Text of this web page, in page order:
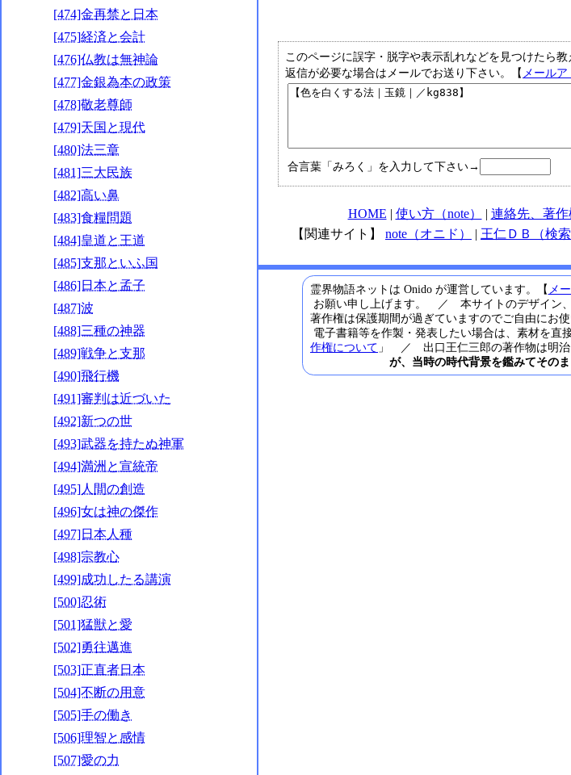
[474]金再禁と日本
[475]経済と会計
[476]仏教は無神論
[477]金銀為本の政策
[478]敬老尊師
[479]天国と現代
[480]法三章
[481]三大民族
[482]高い鼻
[483]食糧問題
[484]皇道と王道
[485]支那といふ国
[486]日本と孟子
[487]波
[488]三種の神器
[489]戦争と支那
[490]飛行機
[491]審判は近づいた
[492]新つの世
[493]武器を持たぬ神軍
[494]満洲と宣統帝
[495]人間の創造
[496]女は神の傑作
[497]日本人種
[498]宗教心
[499]成功したる講演
[500]忍術
[501]猛獣と愛
[502]勇往邁進
[503]正直者日本
[504]不断の用意
[505]手の働き
[506]理智と感情
[507]愛の力
このページに誤字・脱字や表示乱れなどを見つけたら教
返信が必要な場合はメールでお送り下さい。【 メールア
合言葉「みろく」を入力して下さい→
HOME | 使い方（note） | 連絡先、著作
【関連サイト】 note（オニド） | 王仁ＤＢ（検索
霊界物語ネットは Onido が運営しています。【 メ
お願い申し上げます。 ／ 本サイトのデザイン、
著作権は保護期間が過ぎていますのでご自由にお
電子書籍等を作製・発表したい場合は、素材を
作権について 」 ／ 出口王仁三郎の著作物は明治
が、当時の時代背景を鑑みてそのま